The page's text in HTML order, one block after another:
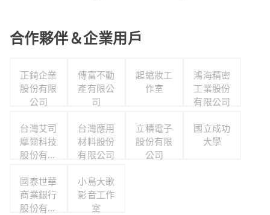
合作夥伴＆企業用戶
正錡企業
股份有限
公司
傳富不動
產有限公
司
起綰妝工
作室
鴻海精密
工業股份
有限公司
台灣艾司
摩爾科技
股份有限
台灣應用
材料股份
有限公司
立積電子
股份有限
公司
國立成功
大學
國泰世華
商業銀行
股份有限
小島大歌
影音工作
室